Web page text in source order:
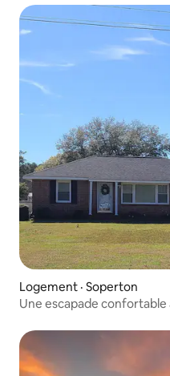
Logement · Soperton
Une escapade confortable